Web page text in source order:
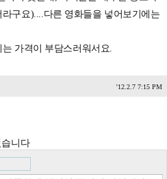
구요)....다른 영화들을 넣어보기에는
가격이 부담스러워서요.
'12.2.7 7:15 PM
니다